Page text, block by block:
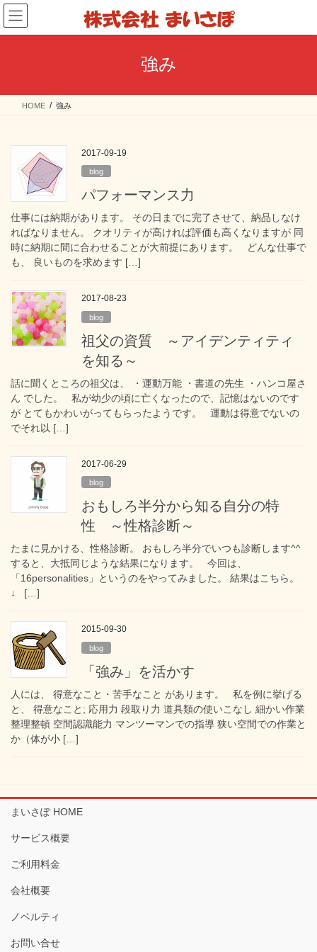
コ
ン
テ
ス
ナ
ビ
ゲ
ン
強み
HOME 強み
2017-09-19
blog
パフォーマンス力
仕事には納期があります。 その日までに完了させて、納品しなけ
ればなりません。 クオリティが高ければ評価も高くなりますが 同
時に納期に間に合わせることが大前提にあります。 どんな仕事で
も、 良いものを求めます […]
2017-08-23
blog
祖父の資質 ～アイデンティティ
を知る～
話に聞くところの祖父は、 ・運動万能 ・書道の先生 ・ハンコ屋さ
ん でした。 私が幼少の頃に亡くなったので、記憶はないのです
が とてもかわいがってもらったようです。 運動は得意でないの
でそれ以 […]
2017-06-29
blog
おもしろ半分から知る自分の特
性 ～性格診断～
たまに見かける、性格診断。 おもしろ半分でいつも診断します^^
すると、大抵同じような結果になります。 今回は、
「16personalities」というのをやってみました。 結果はこちら。
↓ […]
2015-09-30
blog
「強み」を活かす
人には、 得意なこと・苦手なこと があります。 私を例に挙げる
と、 得意なこと; 応用力 段取り力 道具類の使いこなし 細かい作業
整理整頓 空間認識能力 マンツーマンでの指導 狭い空間での作業と
か（体が小 […]
まいさぽ HOME
サービス概要
ご利用料金
会社概要
ノベルティ
お問い合せ